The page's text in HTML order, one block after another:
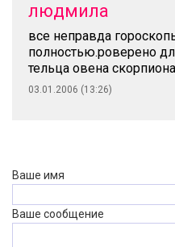
людмила
все неправда
полностью.роверено
тельца овена
03.01.2006 (13:26)
Ваше имя
Ваше сообщение